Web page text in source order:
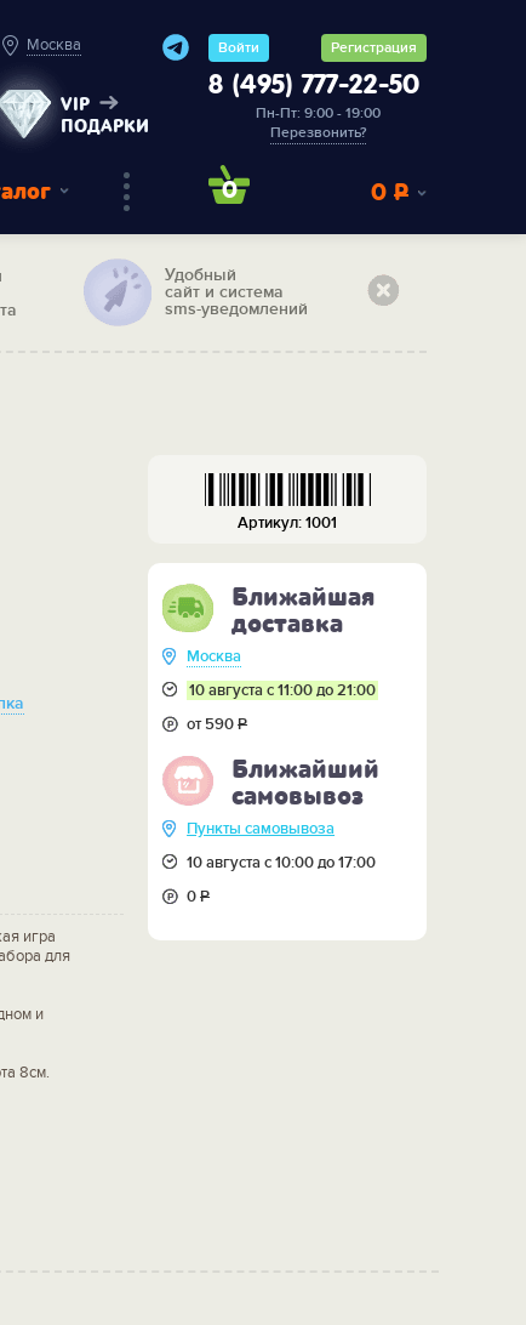
Москва
VIP
ПОДАРКИ
Войти Регистрация
8 (495) 777-22-50
Пн-Пт: 9:00 - 19:00
Перезвонить?
0 0 Р
Удобный
сайт и система
sms-уведомлений
игра
для
и
8см.
Артикул: 1001
Ближайшая
доставка
Москва
10 августа с 11:00 до 21:00
от 590Р
Ближайший
самовывоз
Пункты самовывоза
10 августа с 10:00 до 17:00
0Р